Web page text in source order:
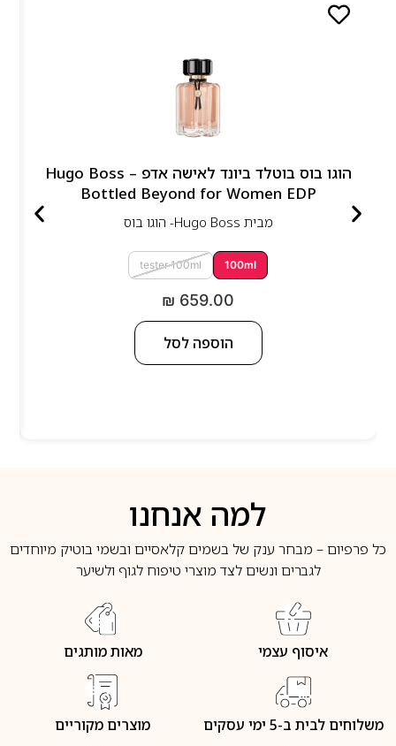
הוגו בוס בוטלד ביונד לאישה אדפ – Hugo Boss
Bottled Beyond for Women EDP
מבית Hugo Boss- הוגו בוס
100ml
tester 100ml
₪ 659.00
הוספה לסל
למה אנחנו
כל פרפיום – מבחר ענק של בשמים קלאסיים ובשמי בוטיק מיוחדים
לגברים ונשים לצד מוצרי טיפוח לגוף ולשיער
איסוף עצמי מאות מותגים
משלוחים לבית ב-5 ימי עסקים מוצרים מקוריים